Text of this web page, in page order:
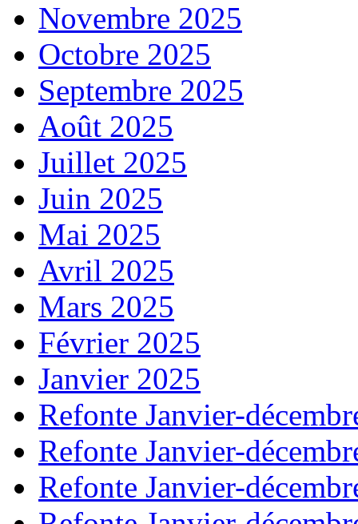
Novembre 2025
Octobre 2025
Septembre 2025
Août 2025
Juillet 2025
Juin 2025
Mai 2025
Avril 2025
Mars 2025
Février 2025
Janvier 2025
Refonte Janvier-
Refonte Janvier-
Refonte Janvier-